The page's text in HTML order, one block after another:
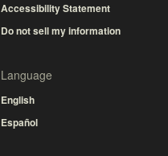
Accessibility Statement
Do not sell my information
Language
English
Español